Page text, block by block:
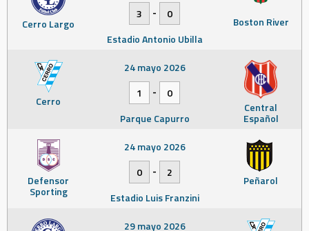
Cerro Largo Boston River
3
-
0
Estadio Antonio Ubilla
Cerro Central
Español
24 mayo 2026
1
-
0
Parque Capurro
Defensor
Sporting
Peñarol
24 mayo 2026
0
-
2
Estadio Luis Franzini
29 mayo 2026